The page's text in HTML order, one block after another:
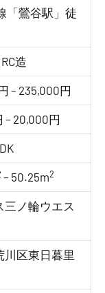
「鶯谷駅」徒
造
– 235,000円
– 20,000円
– 50.25m2
三ノ輪ウエス
川区東日暮里